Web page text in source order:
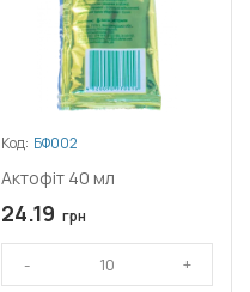
Код: БФ002
Актофіт 40 мл
24.19 грн